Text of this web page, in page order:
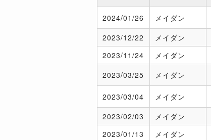
2024/01/26 メイダン
2023/12/22 メイダン
2023/11/24 メイダン
2023/03/25 メイダン
2023/03/04 メイダン
2023/02/03 メイダン
2023/01/13 メイダン